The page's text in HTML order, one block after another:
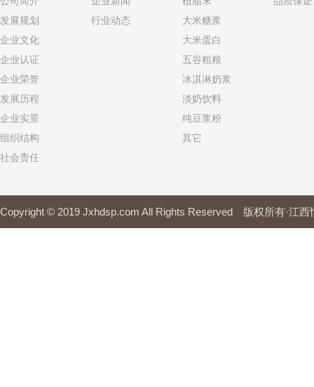
发展规划
企业文化
企业认证
企业荣誉
发展历程
企业实景
组织结构
社会责任
行业动态
大米糖浆
大米蛋白
五谷粗粮
冰淇淋奶浆
淡奶饮料
纯豆浆粉
其它
Copyright © 2019 Jxhdsp.com All Rights Reserved 版权所有·江